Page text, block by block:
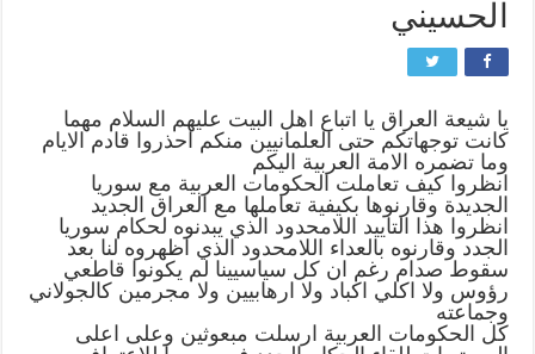
الحسيني
يا شيعة العراق يا اتباع اهل البيت عليهم السلام مهما
كانت توجهاتكم حتى العلمانيين منكم احذروا قادم الايام
وما تضمره الامة العربية اليكم
انظروا كيف تعاملت الحكومات العربية مع سوريا
الجديدة وقارنوها بكيفية تعاملها مع العراق الجديد
انظروا هذا التاييد اللامحدود الذي يبدنوه لحكام سوريا
الجدد وقارنوه بالعداء اللامحدود الذي اظهروه لنا بعد
سقوط صدام رغم ان كل سياسيينا لم يكونوا قاطعي
رؤوس ولا اكلي اكباد ولا ارهابيين ولا مجرمين كالجولاني
وجماعته
كل الحكومات العربية ارسلت مبعوثين وعلى اعلى